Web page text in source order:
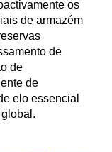
os
de armazém
de
de
de
elo essencial